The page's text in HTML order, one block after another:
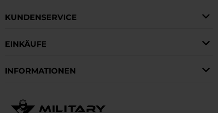
KUNDENSERVICE
EINKÄUFE
INFORMATIONEN